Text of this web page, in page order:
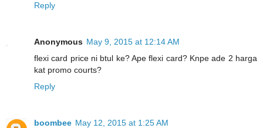
Reply
Anonymous May 9, 2015 at 12:14 AM
flexi card price ni btul ke? Ape flexi card? Knpe ade 2 harga
kat promo courts?
Reply
boombee May 12, 2015 at 1:25 AM